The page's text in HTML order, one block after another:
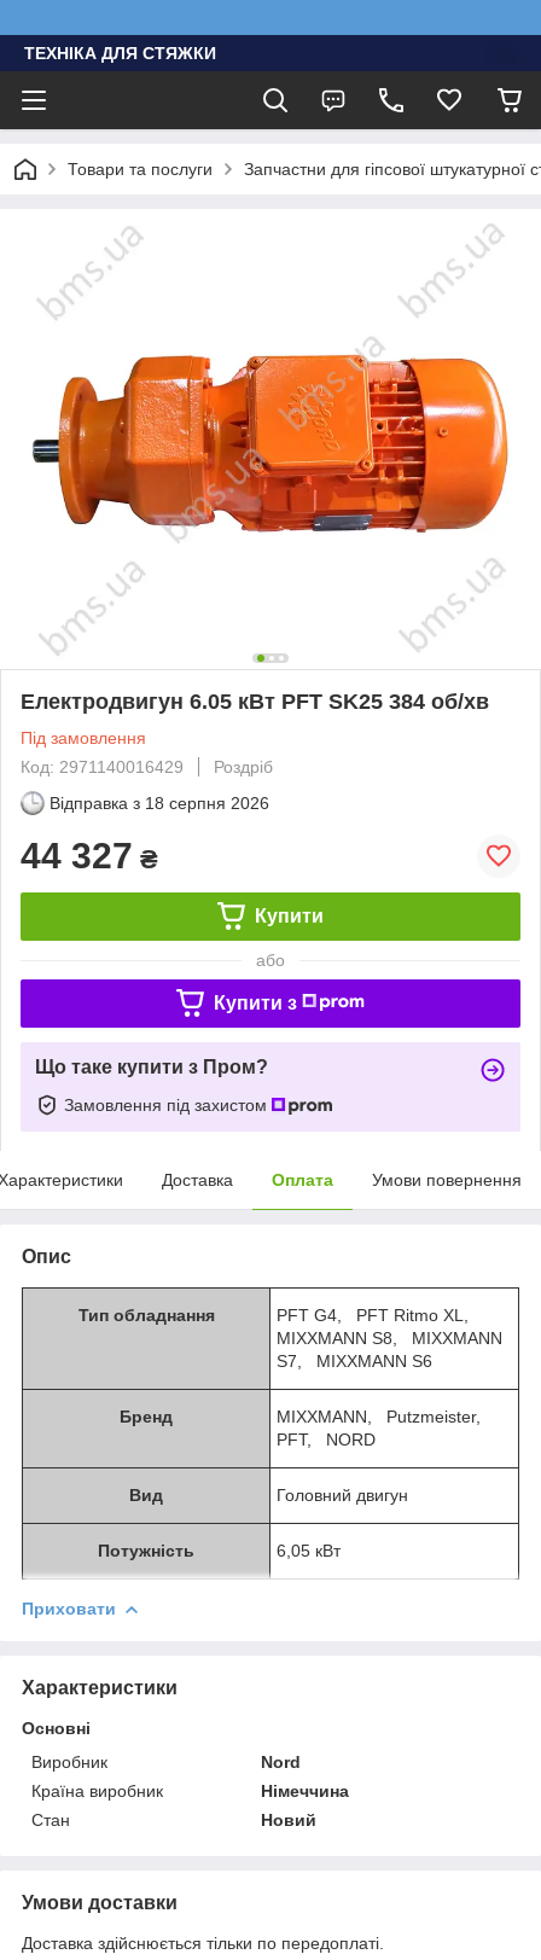
ТЕХНІКА ДЛЯ СТЯЖКИ
Товари та послуги Запчастни для гіпсової штукатурної
Електродвигун 6.05 кВт PFT SK25 384 об/хв
Під замовлення
Код: 2971140016429
Роздріб
Відправка з 18 серпня 2026
44 327 ₴
Купити
або
Купити з
Що таке купити з Пром?
Замовлення під захистом
Доставка Оплата Умови повернення
Опис
Тип обладнання
PFT G4, PFT Ritmo XL,
MIXXMANN S8, MIXXMANN
S7, MIXXMANN S6
Бренд
MIXXMANN, Putzmeister,
PFT, NORD
Вид Головний двигун
Потужність 6,05 кВт
Приховати
Характеристики
Основні
Виробник
Nord
Країна виробник
Німеччина
Стан
Новий
Умови доставки
Доставка здійснюється тільки по передоплаті.